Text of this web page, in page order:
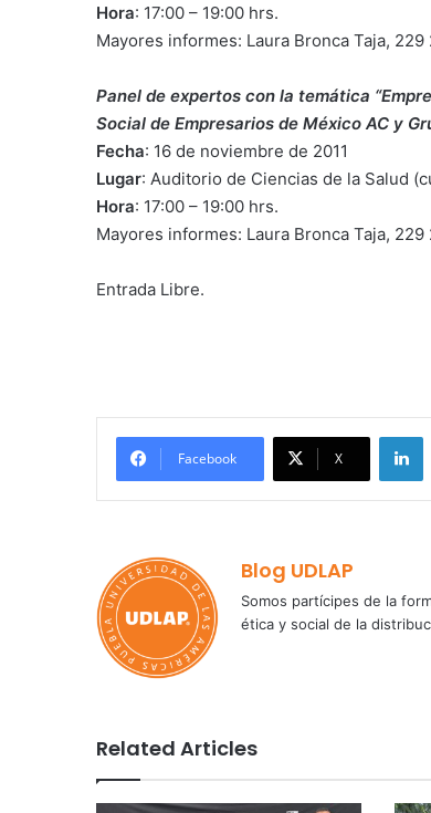
Hora: 17:00 – 19:00 hrs.
Mayores informes: Laura Bronca Taja,
Panel de expertos con la temática
Social de Empresarios de México AC y
Fecha: 16 de noviembre de 2011
Lugar: Auditorio de Ciencias de la Salud
Hora: 17:00 – 19:00 hrs.
Mayores informes: Laura Bronca Taja,
Entrada Libre.
Facebook X
Blog UDLAP
Somos partícipes de la
ética y social de la
Related Articles